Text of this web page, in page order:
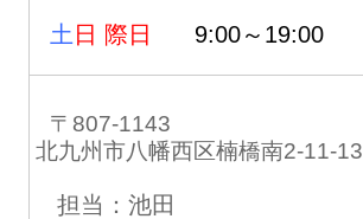
土 日 際日 9:00～19:00
〒807-1143
北九州市八幡西区楠橋南2-11-13
担当：池田